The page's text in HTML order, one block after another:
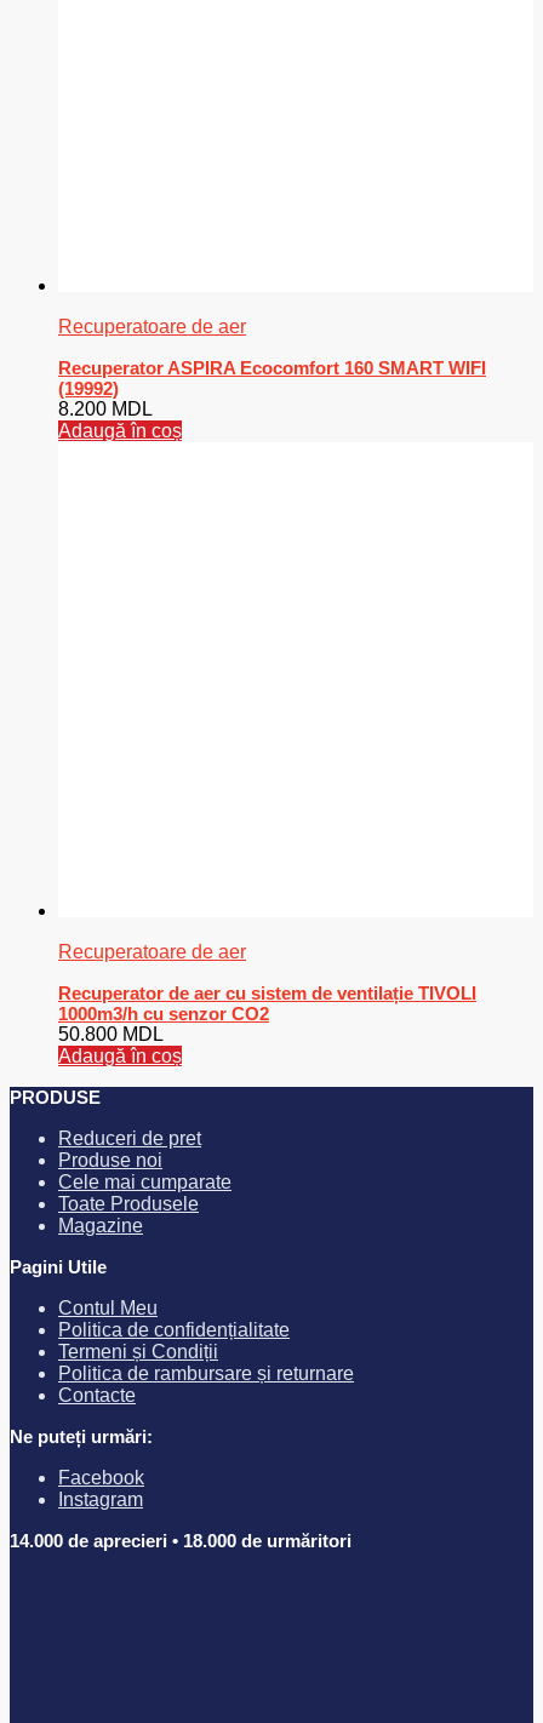
Recuperatoare de aer
Recuperator ASPIRA Ecocomfort 160 SMART WIFI
(19992)
8.200 MDL
Adaugă în coș
Recuperatoare de aer
Recuperator de aer cu sistem de ventilație TIVOLI
1000m3/h cu senzor CO2
50.800 MDL
Adaugă în coș
PRODUSE
Reduceri de pret
Produse noi
Cele mai cumparate
Toate Produsele
Magazine
Pagini Utile
Contul Meu
Politica de confidențialitate
Termeni și Condiții
Politica de rambursare și returnare
Contacte
Ne puteți urmări:
Facebook
Instagram
14.000 de aprecieri • 18.000 de urmăritori